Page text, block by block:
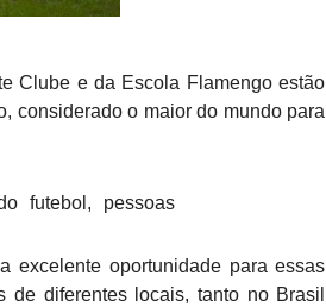
Clube e da Escola Flamengo estão
considerado o maior do mundo para
excelente oportunidade para essas
diferentes locais, tanto no Brasil